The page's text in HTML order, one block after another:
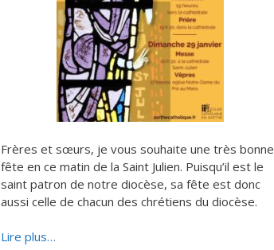
Frères et sœurs, je vous souhaite une très bonne
fête en ce matin de la Saint Julien. Puisqu’il est le
saint patron de notre diocèse, sa fête est donc
aussi celle de chacun des chrétiens du diocèse.
Lire plus…